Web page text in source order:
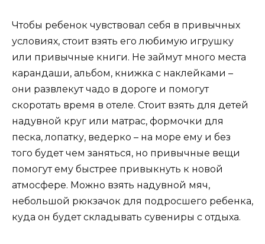
Чтобы ребенок чувствовал себя в привычных
условиях, стоит взять его любимую игрушку
или привычные книги. Не займут много места
карандаши, альбом, книжка с наклейками –
они развлекут чадо в дороге и помогут
скоротать время в отеле. Стоит взять для детей
надувной круг или матрас, формочки для
песка, лопатку, ведерко – на море ему и без
того будет чем заняться, но привычные вещи
помогут ему быстрее привыкнуть к новой
атмосфере. Можно взять надувной мяч,
небольшой рюкзачок для подросшего ребенка,
куда он будет складывать сувениры с отдыха.